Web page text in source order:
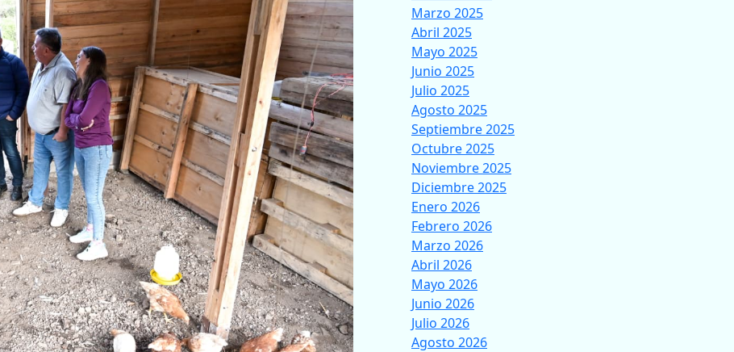
Marzo 2025
Abril 2025
Mayo 2025
Junio 2025
Julio 2025
Agosto 2025
Septiembre 2025
Octubre 2025
Noviembre 2025
Diciembre 2025
Enero 2026
Febrero 2026
Marzo 2026
Abril 2026
Mayo 2026
Junio 2026
Julio 2026
Agosto 2026